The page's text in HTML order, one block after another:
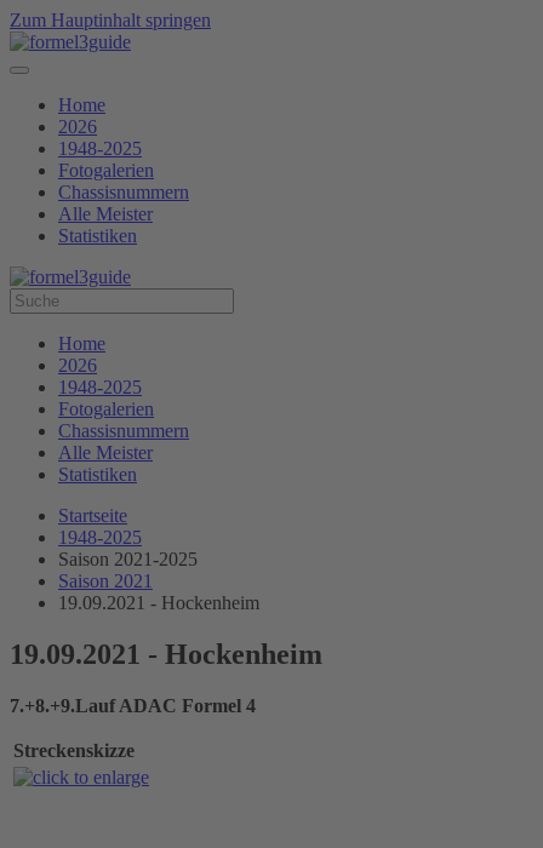
Zum Hauptinhalt springen
Home
2026
1948-2025
Fotogalerien
Chassisnummern
Alle Meister
Statistiken
Home
2026
1948-2025
Fotogalerien
Chassisnummern
Alle Meister
Statistiken
Startseite
1948-2025
Saison 2021-2025
Saison 2021
19.09.2021 - Hockenheim
19.09.2021 - Hockenheim
7.+8.+9.Lauf ADAC Formel 4
Streckenskizze